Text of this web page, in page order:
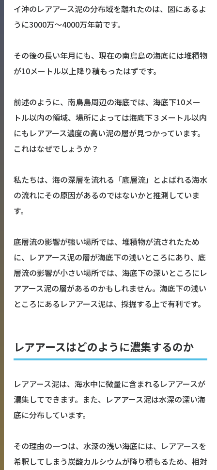
イ沖のレアアース泥の分布域を離れたのは、図にあるよ
うに3000万〜4000万年前です。
その後の長い年月にも、現在の南鳥島の海底には堆積物
が10メートル以上降り積もったはずです。
前述のように、南鳥島周辺の海底では、海底下10メー
トル以内の領域、場所によっては海底下３メートル以内
にもレアアース濃度の高い泥の層が見つかっています。
これはなぜでしょうか？
私たちは、海の深層を流れる「底層流」とよばれる海水
の流れにその原因があるのではないかと推測していま
す。
底層流の影響が強い場所では、堆積物が流されたため
に、レアアース泥の層が海底下の浅いところにあり、底
層流の影響が小さい場所では、海底下の深いところにレ
アアース泥の層があるのかもしれません。海底下の浅い
ところにあるレアアース泥は、採掘する上で有利です。
レアアースはどのように濃集するのか
レアアース泥は、海水中に微量に含まれるレアアースが
濃集してできます。また、レアアース泥は水深の深い海
底に分布しています。
その理由の一つは、水深の浅い海底には、レアアースを
希釈してしまう炭酸カルシウムが降り積もるため、相対